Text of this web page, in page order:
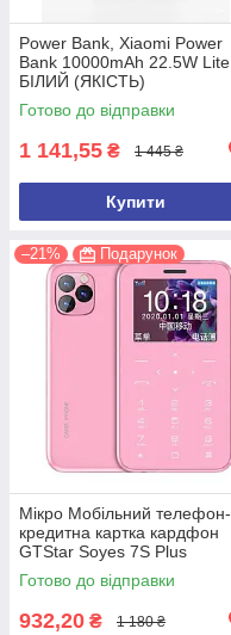
Power Bank, Xiaomi Power
Bank 10000mAh 22.5W Lite
БІЛИЙ (ЯКІСТЬ)
Готово до відправки
1 141,55 ₴ 1 445 ₴
Купити
–21% Подарунок
Мікро Мобільний телефон-
кредитна картка кардфон
GTStar Soyes 7S Plus
(Рожевий)
Готово до відправки
932,20 ₴ 1 180 ₴